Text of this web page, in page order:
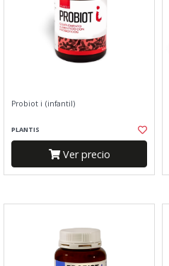
Probiot i (infantil)
PLANTIS
Ver precio